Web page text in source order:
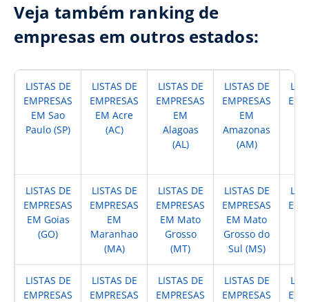
Veja também ranking de
empresas em outros estados:
LISTAS DE
EMPRESAS
EM Sao
Paulo (SP)
LISTAS DE
EMPRESAS
EM Acre
(AC)
LISTAS DE
EMPRESAS
EM
Alagoas
(AL)
LISTAS DE
EMPRESAS
EM
Amazonas
(AM)
LISTAS DE
EMPRESAS
EM Goias
(GO)
LISTAS DE
EMPRESAS
EM
Maranhao
(MA)
LISTAS DE
EMPRESAS
EM Mato
Grosso
(MT)
LISTAS DE
EMPRESAS
EM Mato
Grosso do
Sul (MS)
LISTAS DE
EMPRESAS
LISTAS DE
EMPRESAS
LISTAS DE
EMPRESAS
LISTAS DE
EMPRESAS